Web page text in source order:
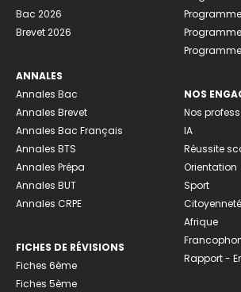
Bac 2026
Brevet 2026
ANNALES
Annales Bac
Annales Brevet
Annales Bac Français
Annales BTS
Annales Prépa
Annales BUT
Annales CRPE
FICHES DE RÉVISIONS
Fiches 6ème
Fiches 5ème
NOS
Nos
IA
Réussite
Orientation
Sport
Citoyenneté
Afrique
Rapport -